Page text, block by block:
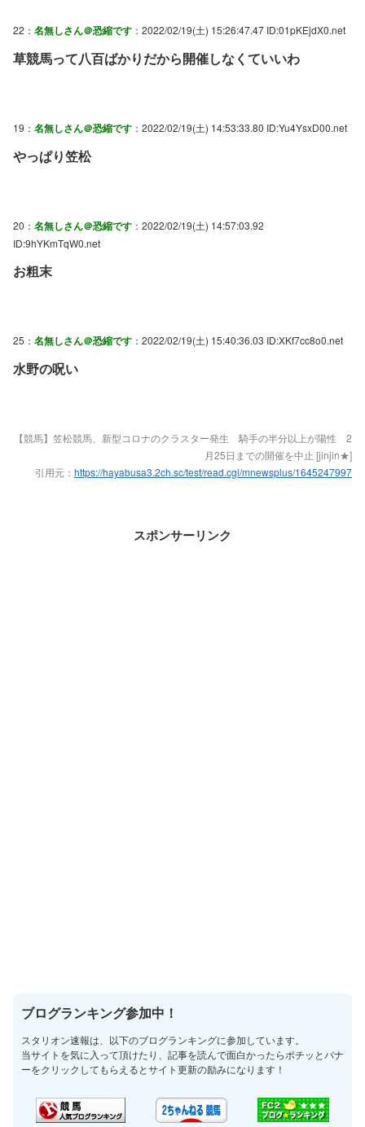
22： 名無しさん＠恐縮です ：2022/02/19(土) 15:26:47.47 ID:01pKEjdX0.net
草競馬って八百ばかりだから開催しなくていいわ
19： 名無しさん＠恐縮です ：2022/02/19(土) 14:53:33.80 ID:Yu4YsxD00.net
やっぱり笠松
20： 名無しさん＠恐縮です ：2022/02/19(土) 14:57:03.92
ID:9hYKmTqW0.net
お粗末
25： 名無しさん＠恐縮です ：2022/02/19(土) 15:40:36.03 ID:XKf7cc8o0.net
水野の呪い
【競馬】笠松競馬、新型コロナのクラスター発生 騎手の半分以上が陽性 2
月25日までの開催を中止 [jinjin★]
引用元： https://hayabusa3.2ch.sc/test/read.cgi/mnewsplus/1645247997
スポンサーリンク
ブログランキング参加中！
スタリオン速報は、以下のブログランキングに参加しています。
当サイトを気に入って頂けたり、記事を読んで面白かったらポチッとバナ
ーをクリックしてもらえるとサイト更新の励みになります！